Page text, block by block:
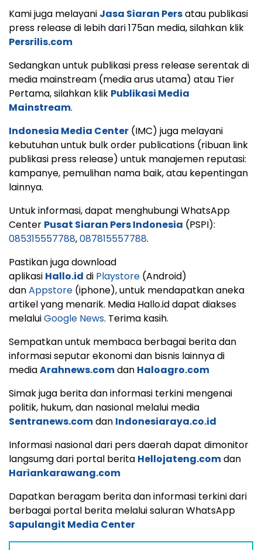
Kami juga melayani Jasa Siaran Persatau publikasi
press release di lebih dari 175an media, silahkan klik
Persrilis.com
Sedangkan untuk publikasi press release serentak di
media mainstream (media arus utama) atau Tier
Pertama, silahkan klik Publikasi Media
Mainstream.
Indonesia Media Center (IMC) juga melayani
kebutuhan untuk bulk order publications (ribuan link
publikasi press release) untuk manajemen reputasi:
kampanye, pemulihan nama baik, atau kepentingan
lainnya.
Untuk informasi, dapat menghubungi WhatsApp
Center Pusat Siaran Pers Indonesia (PSPI):
085315557788,087815557788.
Pastikan juga download
aplikasi Hallo.id di Playstore (Android)
danAppstore (iphone), untuk mendapatkan aneka
artikel yang menarik. Media Hallo.id dapat diakses
melaluiGoogle News. Terima kasih.
Sempatkan untuk membaca berbagai berita dan
informasi seputar ekonomi dan bisnis lainnya di
mediaArahnews.comdan Haloagro.com
Simak juga berita dan informasi terkini mengenai
politik, hukum, dan nasional melalui media
Sentranews.comdan Indonesiaraya.co.id
Informasi nasional dari pers daerah dapat dimonitor
langsumg dari portal berita Hellojateng.comdan
Hariankarawang.com
Dapatkan beragam berita dan informasi terkini dari
berbagai portal berita melalui saluran WhatsApp
Sapulangit Media Center